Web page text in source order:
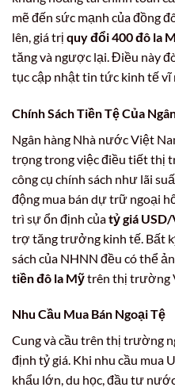
mẽ đến sức mạnh của đồng
lên, giá trị quy đổi 400 đô la
tăng và ngược lại. Điều này
tục cập nhật tin tức kinh tế
Chính Sách Tiền Tệ Của
Ngân hàng Nhà nước Việt
trọng trong việc điều tiết thị
công cụ chính sách như lãi
động mua bán dự trữ ngoại
trì sự ổn định củatỷ giá
trợ tăng trưởng kinh tế. Bất
sách của NHNN đều có thể
tiền đô la Mỹtrên thị trường
Nhu Cầu Mua Bán Ngoại Tệ
Cung và cầu trên thị trường
định tỷ giá. Khi nhu cầu mua
khẩu lớn, du học, đầu tư